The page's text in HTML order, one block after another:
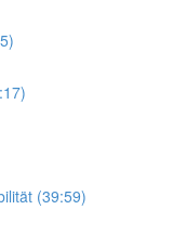
(39:59)